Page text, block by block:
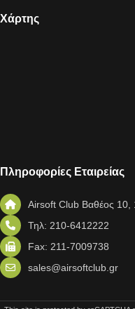
Χάρτης
Πληροφορίες Εταιρείας
Airsoft Club Βαθέος 10,
Τηλ: 210-6412222
Fax: 211-7009738
sales@airsoftclub.gr